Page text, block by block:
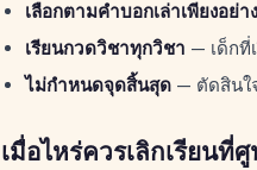
เลือกตามคำบอกเล่าเพียงอย่า
เรียนกวดวิชาทุกวิชา — เด็กที่
ไม่กำหนดจุดสิ้นสุด — ตัดสินใ
เมื่อไหร่ควรเลิกเรียนที่